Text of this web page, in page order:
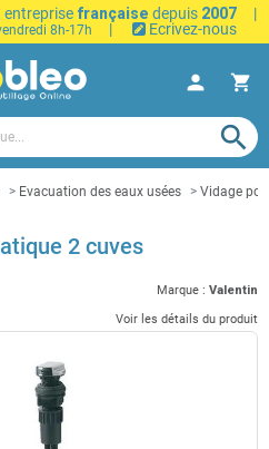
, entreprise française depuis 2007
|
8h-17h | Ecrivez-nous
person shopping_cart
search
Evacuation des eaux usées Vidage
2 cuves
Marque : Valentin
Voir les détails du produit